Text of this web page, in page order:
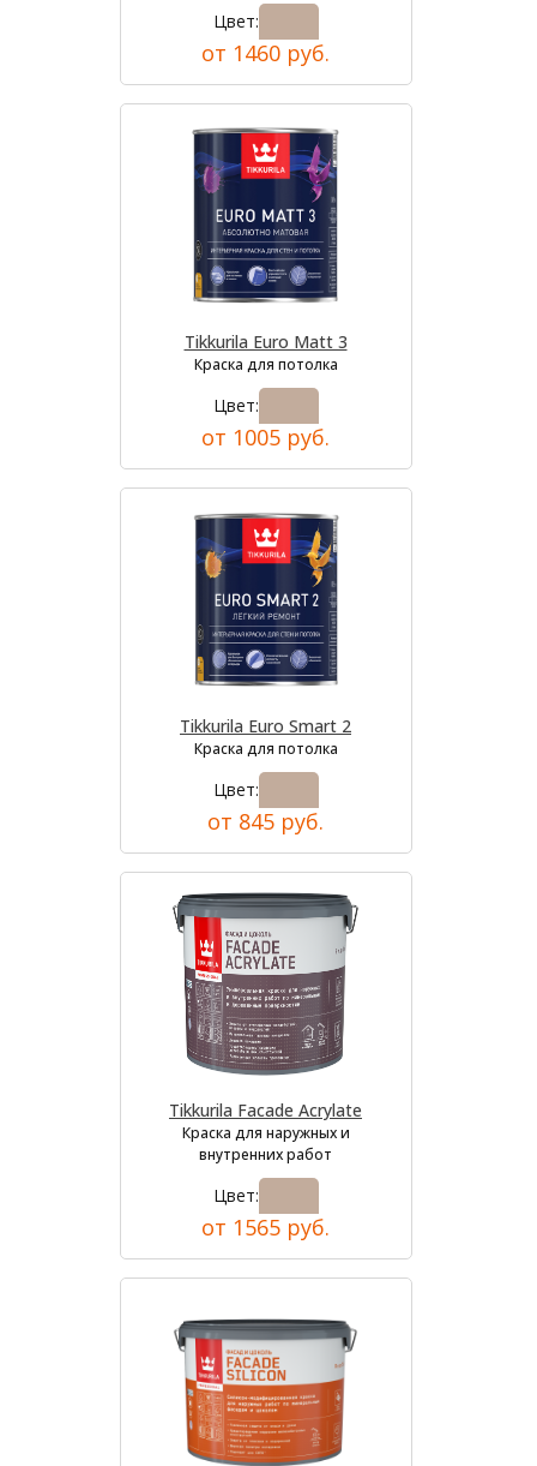
Цвет:
от 1460 руб.
Tikkurila Euro Matt 3
Краска для потолка
Цвет:
от 1005 руб.
Tikkurila Euro Smart 2
Краска для потолка
Цвет:
от 845 руб.
Tikkurila Facade Acrylate
Краска для наружных и
внутренних работ
Цвет:
от 1565 руб.